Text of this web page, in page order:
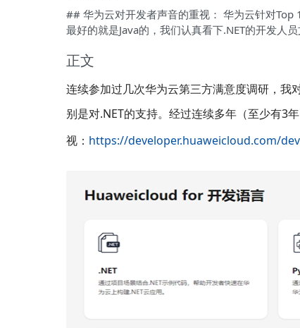
## 华为云对开发者声音的重视： 华为云针对Top
最好的就是Java的，我们认真看下.NET的开发人
正文
连续参加过几次华为云第三方满意度调研，我
别是对.NET的支持。经过连续多年（至少有3
视： https://developer.huaweicloud.com/